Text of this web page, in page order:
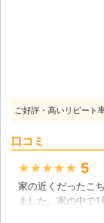
ご好評・高いリピート
口コミ
★★★★★ 5
家の近くだったこ
ました。家の中で
を払って綺麗にし